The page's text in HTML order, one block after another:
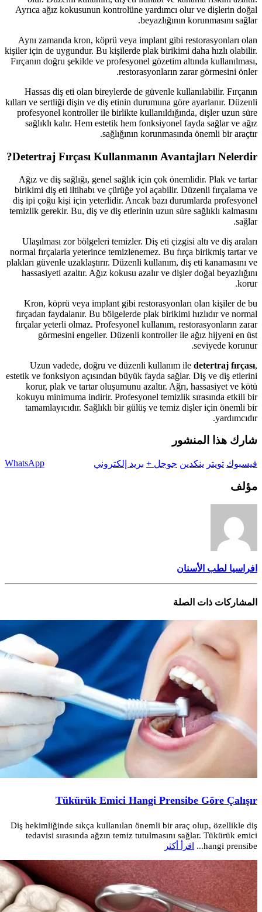
Ayrıca ağız kokusunun kontrolüne yardımcı olur ve dişlerin doğal
beyazlığının korunmasını sağlar.
Aynı zamanda kron, köprü veya implant gibi restorasyonları olan
kişiler için de uygundur. Bu kişilerde plak birikimi daha hızlı olabilir.
Fırçanın doğru şekilde ve profesyonel gözetim altında kullanılması,
restorasyonların zarar görmesini önler.
Hassas diş eti olan bireylerde de güvenle kullanılabilir. Fırçanın
kılları ve sertliği dişin ve diş etinin durumuna göre ayarlanır. Düzenli
profesyonel kontroller ile birlikte kullanıldığında, dişler uzun süre
sağlıklı kalır. Hem estetik hem fonksiyonel fayda sağlar ve ağız
sağlığının korunmasında önemli bir araçtır.
Detertraj Fırçası Kullanmanın Avantajları Nelerdir?
Ağız ve diş sağlığı, genel sağlık için çok önemlidir. Plak ve tartar
birikimi diş eti iltihabı ve çürüğe yol açabilir. Düzenli fırçalama ve
diş ipi çoğu kişi için yeterlidir. Ancak bazı durumlarda profesyonel
temizlik gerekir. Bu, diş ve diş etlerinin uzun süre sağlıklı kalmasını
sağlar.
Ulaşılması zor bölgeleri temizler. Diş eti çizgisi altı ve diş araları
normal fırçalarla yeterince temizlenemez. Bu fırça birikmiş tartar ve
plakları güvenle uzaklaştırır. Düzenli kullanım, diş eti kanamasını ve
hassasiyeti azaltır. Ağız kokusu azalır ve dişler doğal beyazlığını
korur.
Kron, köprü veya implant gibi restorasyonları olan kişiler de bu
fırçadan faydalanır. Bu bölgelerde plak birikimi hızlıdır ve normal
fırçalar yeterli olmaz. Profesyonel kullanım, restorasyonların zarar
görmesini engeller. Düzenli kontroller ile ağız hijyeni en üst
seviyede korunur.
Uzun vadede, doğru ve düzenli kullanım ile detertraj fırçası,
estetik ve fonksiyon açısından büyük fayda sağlar. Diş ve diş etlerini
korur, plak ve tartar oluşumunu azaltır. Ağrı, hassasiyet ve kötü
kokuyu minimuma indirir. Profesyonel temizlik sırasında etkili bir
tamamlayıcıdır. Sağlıklı bir gülüş ve temiz dişler için önemli bir
yardımcıdır.
شارك هذا المنشور
فيسبوك تويتر ينكدين جوجل + بريد إلكتروني WhatsApp
مؤلف
افراسيا لطب الأسنان
المشاركات ذات الصلة
Tükürük Emici Hangi Prensibe Göre Çalışır
Diş hekimliğinde sıkça kullanılan önemli bir araç olup, özellikle diş
tedavisi sırasında ağzın temiz tutulmasını sağlar. Tükürük emici
hangi prensibe...
اقرأ أكثر